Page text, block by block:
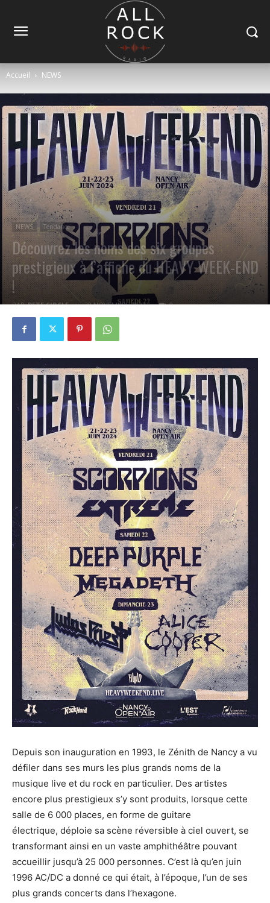
Accueil NEWS
NEWS Tendance
Découvrez les noms des six groupes
prestigieux à l’affiche du HEAVY WEEK-END
!
PAR PETE CIRCLE 30 NOVEMBRE 2023 0
Depuis son inauguration en 1993, le Zénith de Nancy a vu
défiler dans ses murs les plus grands noms de la
musique live et du rock en particulier. Des artistes
encore plus prestigieux s’y sont produits, lorsque cette
salle de 6 000 places, en forme de guitare
électrique, déploie sa scène réversible à ciel ouvert, se
transformant ainsi en un vaste amphithéâtre pouvant
accueillir jusqu’à 25 000 personnes. C’est là qu’en juin
1996 AC/DC a donné ce qui était, à l’époque, l’un de ses
plus grands concerts dans l’hexagone.